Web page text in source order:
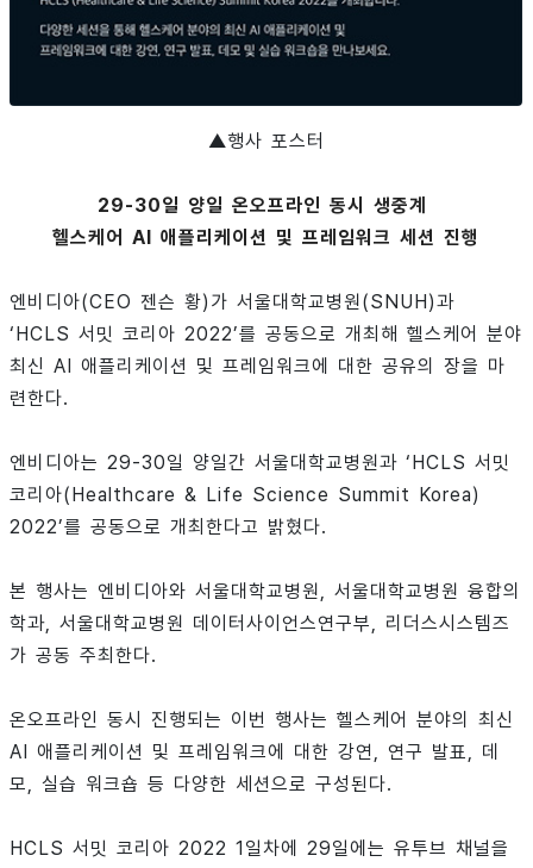
▲행사 포스터
29-30일 양일 온오프라인 동시 생중계
헬스케어 AI 애플리케이션 및 프레임워크 세션 진행
엔비디아(CEO 젠슨 황)가 서울대학교병원(SNUH)과
‘HCLS 서밋 코리아 2022’를 공동으로 개최해 헬스케어 분야
최신 AI 애플리케이션 및 프레임워크에 대한 공유의 장을 마
련한다.
엔비디아는 29-30일 양일간 서울대학교병원과 ‘HCLS 서밋
코리아(Healthcare & Life Science Summit Korea)
2022’를 공동으로 개최한다고 밝혔다.
본 행사는 엔비디아와 서울대학교병원, 서울대학교병원 융합의
학과, 서울대학교병원 데이터사이언스연구부, 리더스시스템즈
가 공동 주최한다.
온오프라인 동시 진행되는 이번 행사는 헬스케어 분야의 최신
AI 애플리케이션 및 프레임워크에 대한 강연, 연구 발표, 데
모, 실습 워크숍 등 다양한 세션으로 구성된다.
HCLS 서밋 코리아 2022 1일차에 29일에는 유투브 채널을